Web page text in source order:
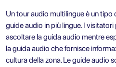
Un tour audio multilingue è un
guide audio in più lingue. I
ascoltare la guida audio mentre
la guida audio che fornisce
cultura della zona. Le guide audio